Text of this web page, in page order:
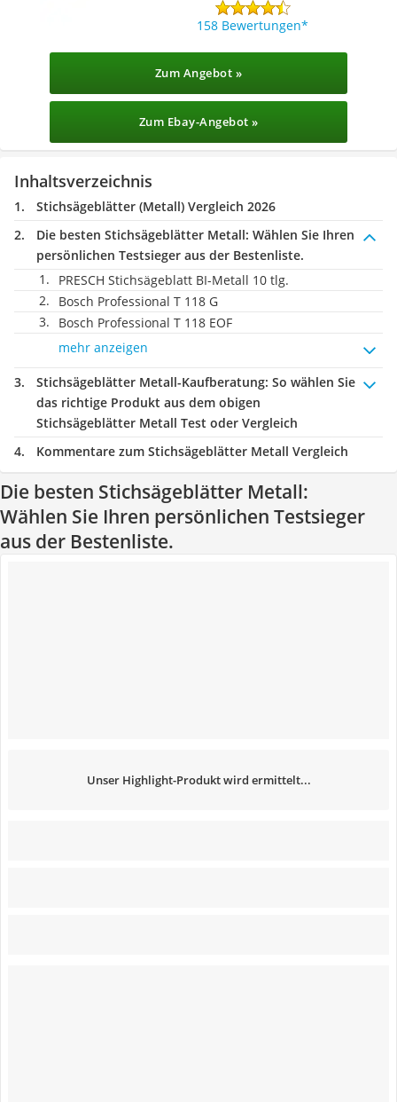
158 Bewertungen
Zum Angebot »
Zum Ebay-Angebot »
Inhaltsverzeichnis
Stichsägeblätter (Metall) Vergleich 2026
Die besten Stichsägeblätter Metall: Wählen Sie Ihren
persönlichen Testsieger aus der Bestenliste.
PRESCH Stichsägeblatt BI-Metall 10 tlg.
Bosch Professional T 118 G
Bosch Professional T 118 EOF
mehr anzeigen
Stichsägeblätter Metall-Kaufberatung: So wählen Sie
das richtige Produkt aus dem obigen
Stichsägeblätter Metall Test oder Vergleich
Kommentare zum Stichsägeblätter Metall Vergleich
Die besten Stichsägeblätter Metall:
Wählen Sie Ihren persönlichen Testsieger
aus der Bestenliste.
Unser Highlight-Produkt wird ermittelt...